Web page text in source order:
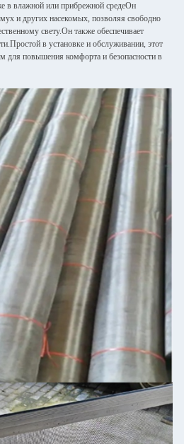
в влажной или прибрежной средеОн
и других насекомых, позволяя свободно
свету.Он также обеспечивает
в установке и обслуживании, этот
для повышения комфорта и безопасности в